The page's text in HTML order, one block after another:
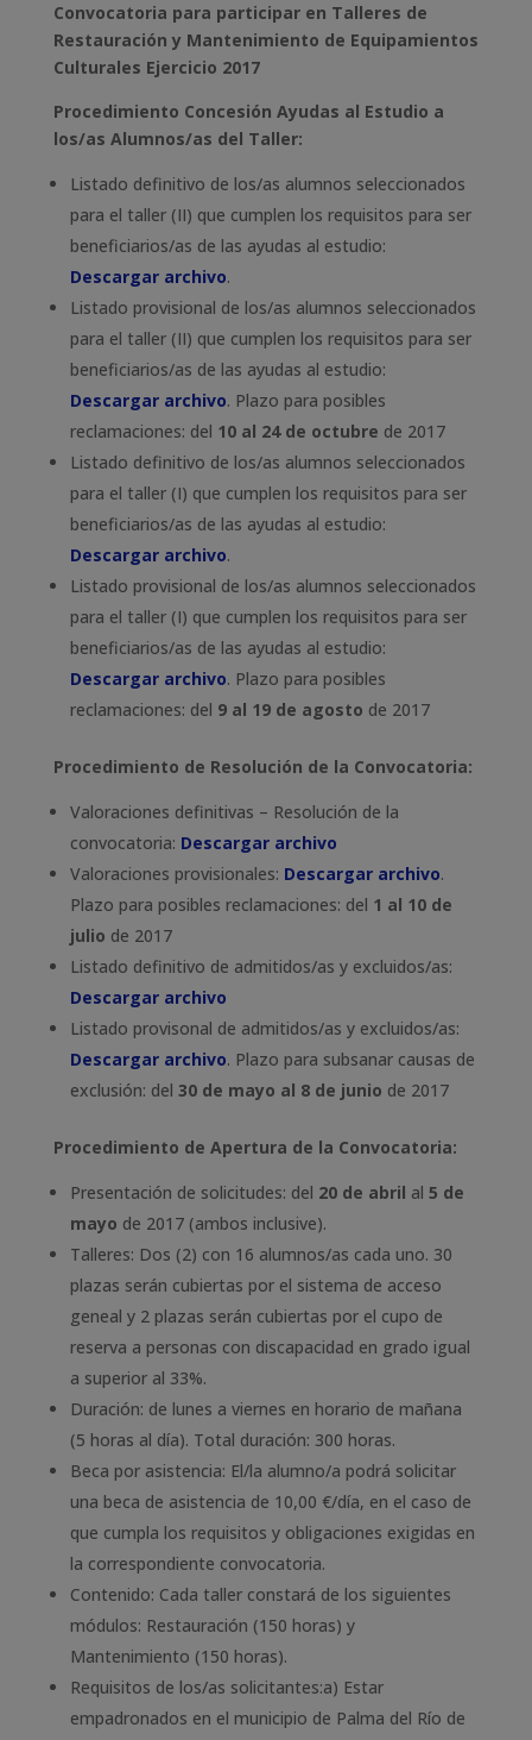
Convocatoria para participar en Talleres de
Restauración y Mantenimiento de Equipamientos
Culturales Ejercicio 2017
Procedimiento Concesión Ayudas al Estudio a
los/as Alumnos/as del Taller:
Listado definitivo de los/as alumnos seleccionados
para el taller (II) que cumplen los requisitos para ser
beneficiarios/as de las ayudas al estudio:
Descargar archivo.
Listado provisional de los/as alumnos seleccionados
para el taller (II) que cumplen los requisitos para ser
beneficiarios/as de las ayudas al estudio:
Descargar archivo. Plazo para posibles
reclamaciones: del 10 al 24 de octubre de 2017
Listado definitivo de los/as alumnos seleccionados
para el taller (I) que cumplen los requisitos para ser
beneficiarios/as de las ayudas al estudio:
Descargar archivo.
Listado provisional de los/as alumnos seleccionados
para el taller (I) que cumplen los requisitos para ser
beneficiarios/as de las ayudas al estudio:
Descargar archivo. Plazo para posibles
reclamaciones: del 9 al 19 de agosto de 2017
Procedimiento de Resolución de la Convocatoria:
Valoraciones definitivas – Resolución de la
convocatoria: Descargar archivo
Valoraciones provisionales: Descargar archivo.
Plazo para posibles reclamaciones: del 1 al 10 de
julio de 2017
Listado definitivo de admitidos/as y excluidos/as:
Descargar archivo
Listado provisonal de admitidos/as y excluidos/as:
Descargar archivo. Plazo para subsanar causas de
exclusión: del 30 de mayo al 8 de junio de 2017
Procedimiento de Apertura de la Convocatoria:
Presentación de solicitudes: del 20 de abril al 5 de
mayo de 2017 (ambos inclusive).
Talleres: Dos (2) con 16 alumnos/as cada uno. 30
plazas serán cubiertas por el sistema de acceso
geneal y 2 plazas serán cubiertas por el cupo de
reserva a personas con discapacidad en grado igual
a superior al 33%.
Duración: de lunes a viernes en horario de mañana
(5 horas al día). Total duración: 300 horas.
Beca por asistencia: El/la alumno/a podrá solicitar
una beca de asistencia de 10,00 €/día, en el caso de
que cumpla los requisitos y obligaciones exigidas en
la correspondiente convocatoria.
Contenido: Cada taller constará de los siguientes
módulos: Restauración (150 horas) y
Mantenimiento (150 horas).
Requisitos de los/as solicitantes:a) Estar
empadronados en el municipio de Palma del Río de